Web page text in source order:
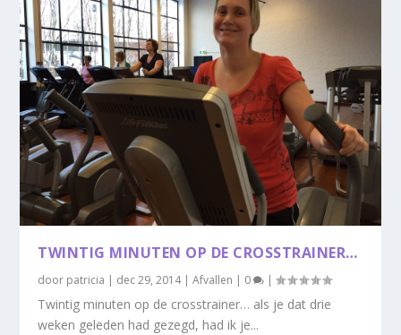
TWINTIG MINUTEN OP DE CROSSTRAINER…
door patricia | dec 29, 2014|Afvallen | 0 |
Twintig minuten op de crosstrainer… als je dat drie
weken geleden had gezegd, had ik je...